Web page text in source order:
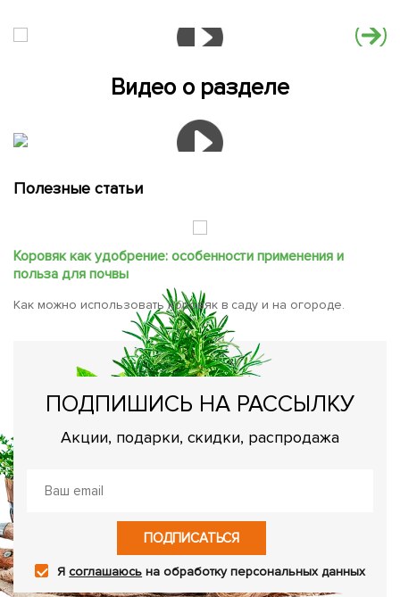
Видео о разделе
Полезные статьи
Коровяк как удобрение: особенности применения и
польза для почвы
Как можно использовать коровяк в саду и на огороде.
ПОДПИШИСЬ НА РАССЫЛКУ
Акции, подарки, скидки, распродажа
ПОДПИСАТЬСЯ
Ясоглашаюсь на обработку персональных данных